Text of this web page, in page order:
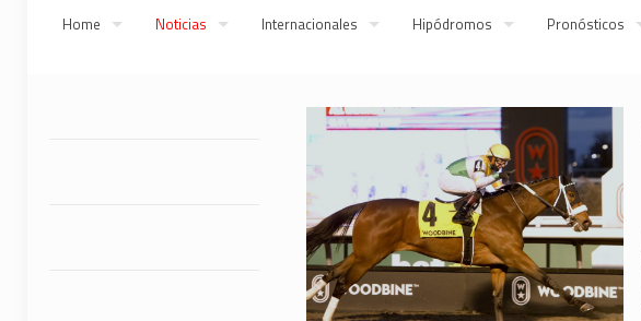
Home Noticias Internacionales Hipódromos Pronósticos